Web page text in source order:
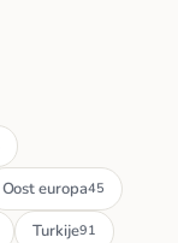
Oost europa45
Turkije91